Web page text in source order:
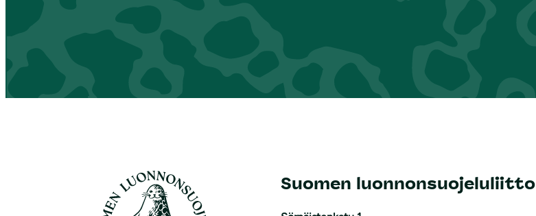
Suomen luonnonsuojeluliitto